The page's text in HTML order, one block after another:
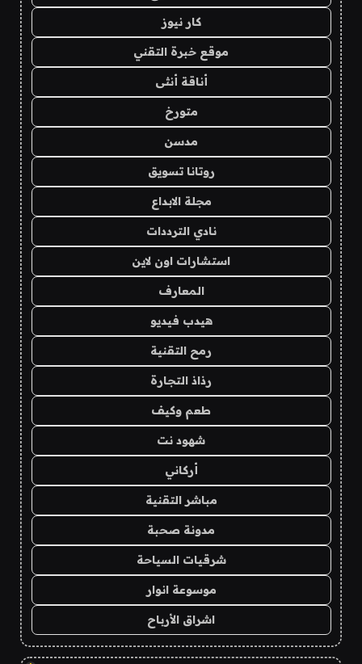
كار نيوز
موقع خبرة التقني
أناقة أنثى
متورخ
مدسن
روتانا تسويق
مجلة الابداع
نادي الترددات
استشارات اون لاين
المعارف
هيدب فيديو
رمح التقنية
رذاذ التجارة
طعم وكيف
شهود نت
أركاني
مباشر التقنية
مدونة صحبة
شرقيات السياحة
موسوعة انوار
اشراق الأرباح